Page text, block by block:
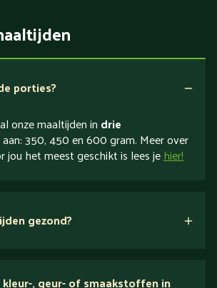
porties?
onze maaltijden in drie
aan: 350, 450 en 600 gram. Meer over
jou het meest geschikt is lees jehier!
gezond?
kleur-, geur- of smaakstoffen in